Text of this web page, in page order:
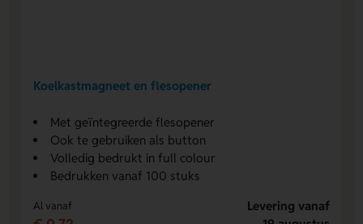
Koelkastmagneet en flesopener
Met geïntegreerde flesopener
Ook te gebruiken als button
Volledig bedrukt in full colour
Bedrukken vanaf 100 stuks
Al vanaf
Levering vanaf